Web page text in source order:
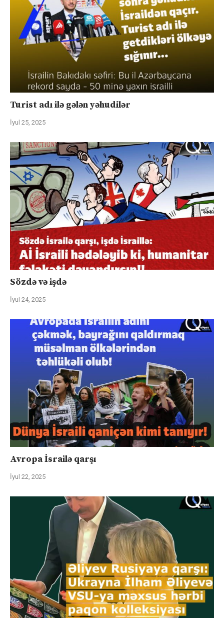
Turist adı ilə gələn yəhudilər
İyul 25, 2025
Sözdə və işdə
İyul 24, 2025
Avropa İsrailə qarşı
İyul 22, 2025